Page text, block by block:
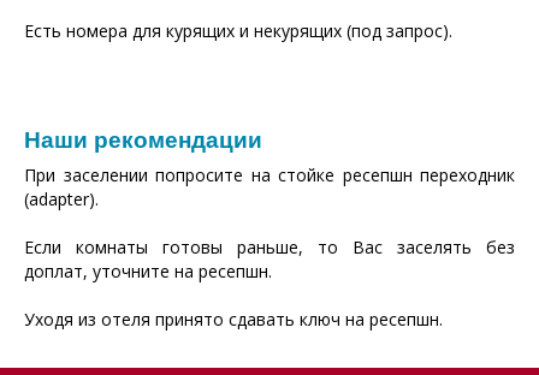
Есть номера для курящих и некурящих (под запрос).
Наши рекомендации
При заселении попросите на стойке ресепшн переходник
(adapter).
Если комнаты готовы раньше, то Вас заселять без
доплат, уточните на ресепшн.
Уходя из отеля принято сдавать ключ на ресепшн.